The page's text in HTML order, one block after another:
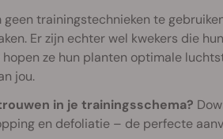
geen trainingstechnieken te
Er zijn echter wel kwekers die
hopen ze hun planten optimale
jou.
in je trainingsschema?
en defoliatie – de perfecte